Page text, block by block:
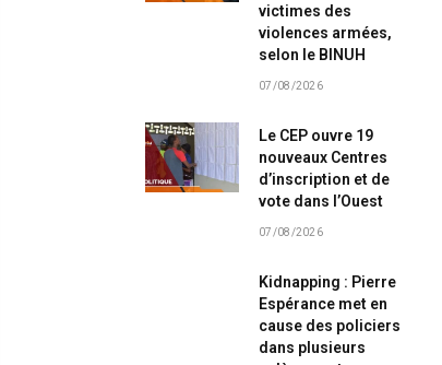
victimes des
violences armées,
selon le BINUH
07/08/2026
Le CEP ouvre 19
nouveaux Centres
d’inscription et de
vote dans l’Ouest
07/08/2026
Kidnapping : Pierre
Espérance met en
cause des policiers
dans plusieurs